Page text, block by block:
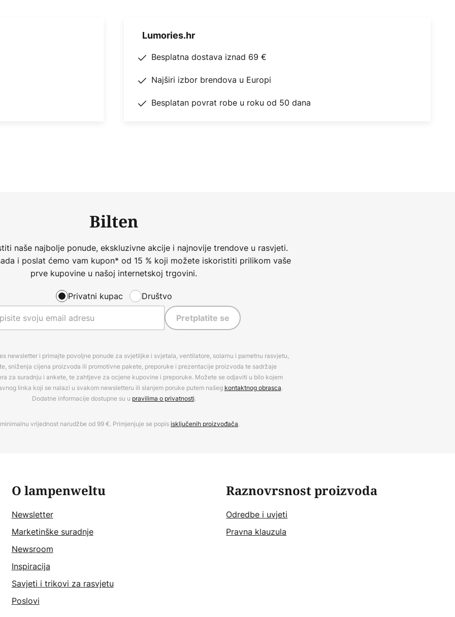
Lumories.hr
Besplatna dostava iznad 69 €
Najširi izbor brendova u Europi
Besplatan povrat robe u roku od 50 dana
Bilten
naše najbolje ponude, ekskluzivne akcije i najnovije trendove u rasvjeti.
i poslat ćemo vam kupon* od 15 % koji možete iskoristiti prilikom vaše
prve kupovine u našoj internetskoj trgovini.
Privatni kupac Društvo
Pretplatite se
newsletter i primajte povoljne ponude za svjetiljke i svjetala, ventilatore, solarnu i pametnu rasvjetu,
sniženja cijena proizvoda ili promotivne pakete, preporuke i prezentacije proizvoda te sadržaje
za suradnju i ankete, te zahtjeve za ocjene kupovine i preporuke. Možete se odjaviti u bilo kojem
linka koji se nalazi u svakom newsletteru ili slanjem poruke putem našeg kontaktnog obrasca.
Dodatne informacije dostupne su u pravilima o privatnosti.
vrijednost narudžbe od 99 €. Primjenjuje se popisisključenih proizvođača.
O lampenweltu
Newsletter
Marketinške suradnje
Newsroom
Inspiracija
Savjeti i trikovi za rasvjetu
Poslovi
Raznovrsnost proizvoda
Odredbe i uvjeti
Pravna klauzula